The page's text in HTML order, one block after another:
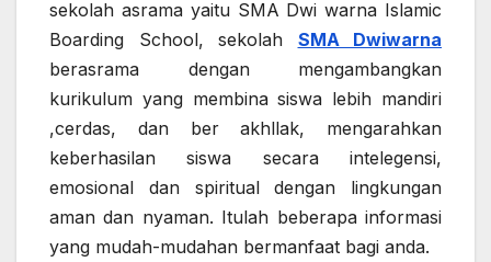
sekolah asrama yaitu SMA Dwi warna Islamic
Boarding School, sekolah SMA Dwiwarna
berasrama dengan mengambangkan
kurikulum yang membina siswa lebih mandiri
,cerdas, dan ber akhllak, mengarahkan
keberhasilan siswa secara intelegensi,
emosional dan spiritual dengan lingkungan
aman dan nyaman. Itulah beberapa informasi
yang mudah-mudahan bermanfaat bagi anda.